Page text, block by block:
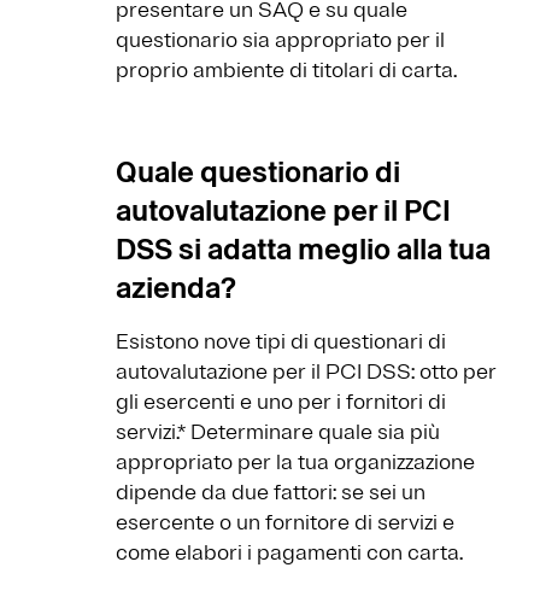
presentare un SAQ e su quale
questionario sia appropriato per il
proprio ambiente di titolari di carta.
Quale questionario di
autovalutazione per il PCI
DSS si adatta meglio alla tua
azienda?
Esistono nove tipi di questionari di
autovalutazione per il PCI DSS: otto per
gli esercenti e uno per i fornitori di
servizi.* Determinare quale sia più
appropriato per la tua organizzazione
dipende da due fattori: se sei un
esercente o un fornitore di servizi e
come elabori i pagamenti con carta.